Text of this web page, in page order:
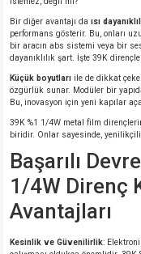
Bir diğer avantajı da ısı
performans gösterir. Bu, onları
bir aracın abs sistemi veya bir
dayanıklılık şart. İşte 39K
Küçük boyutları ile de dikkat
özgürlük sunar. Modüler bir
Bu, inovasyon için yeni kapılar
39K %1 1/4W metal film
biridir. Onlar sayesinde,
Başarılı
1/4W Direnç
Avantajları
Kesinlik ve Güvenilirlik: